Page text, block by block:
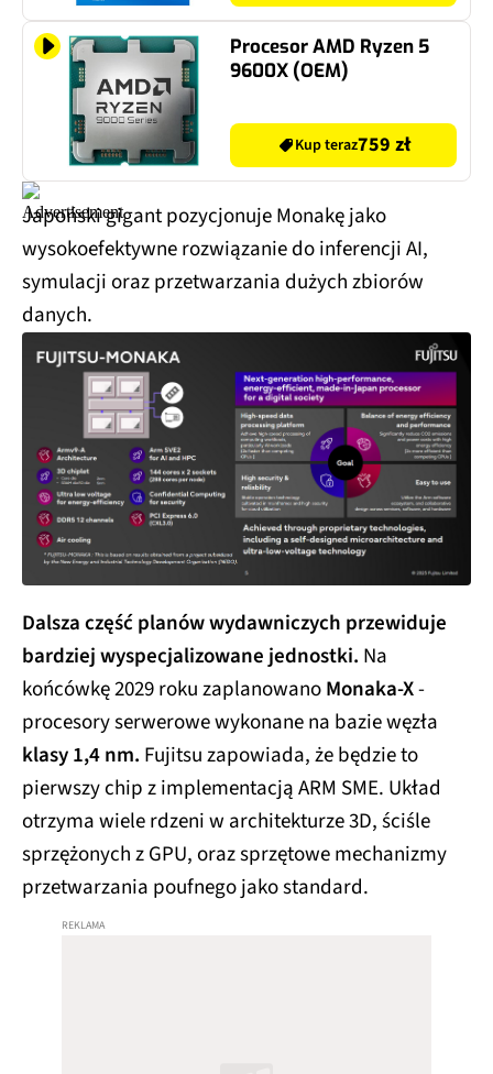
Procesor AMD Ryzen 5
9600X (OEM)
Kup teraz759 zł
Japoński gigant pozycjonuje Monakę jako
wysokoefektywne rozwiązanie do inferencji AI,
symulacji oraz przetwarzania dużych zbiorów
danych.
Dalsza część planów wydawniczych przewiduje
bardziej wyspecjalizowane jednostki. Na
końcówkę 2029 roku zaplanowanoMonaka-X-
procesory serwerowe wykonane na bazie węzła
klasy 1,4 nm. Fujitsu zapowiada, że będzie to
pierwszy chip z implementacją ARM SME. Układ
otrzyma wiele rdzeni w architekturze 3D, ściśle
sprzężonych z GPU, oraz sprzętowe mechanizmy
przetwarzania poufnego jako standard.